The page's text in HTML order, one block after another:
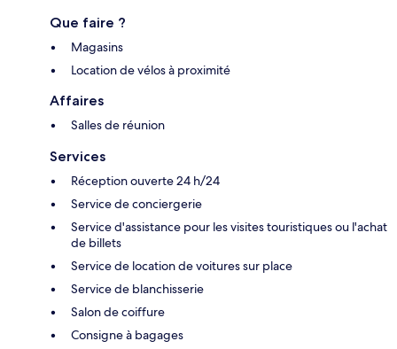
Que faire ?
Magasins
Location de vélos à proximité
Affaires
Salles de réunion
Services
Réception ouverte 24 h/24
Service de conciergerie
Service d'assistance pour les visites touristiques ou l'achat
de billets
Service de location de voitures sur place
Service de blanchisserie
Salon de coiffure
Consigne à bagages